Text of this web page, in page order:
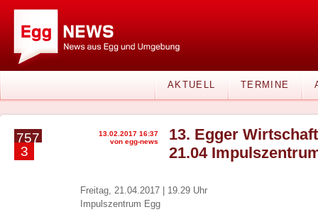
AKTUELL TERMINE
757
3
13.02.2017 16:37
von egg-news
13. Egger
21.04
Freitag, 21.04.2017 | 19.29 Uhr
Impulszentrum Egg